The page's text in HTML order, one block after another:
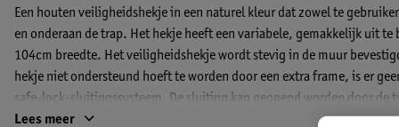
Een houten veiligheidshekje in een naturel kleur dat zowel te
en onderaan de trap. Het hekje heeft een variabele, gemakkelijk uit
104cm breedte. Het veiligheidshekje wordt stevig in de muur
hekje niet ondersteund hoeft te worden door een extra frame, is er
safe-lock-sluitingssysteem. De sluiting kan geopend worden door de
te liften. Het hekje kan aan beide kanten geopend worden.
Lees meer